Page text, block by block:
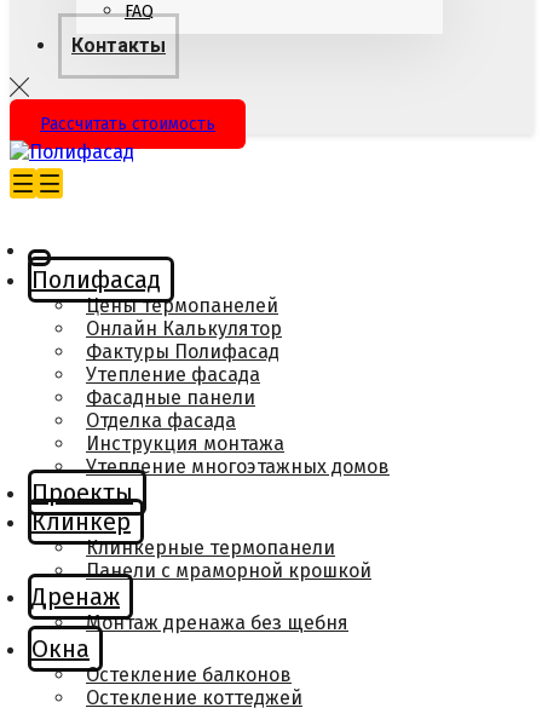
FAQ
Контакты
Рассчитать стоимость
Полифасад
Цены термопанелей
Онлайн Калькулятор
Фактуры Полифасад
Утепление фасада
Фасадные панели
Отделка фасада
Инструкция монтажа
Утепление многоэтажных домов
Проекты
Клинкер
Клинкерные термопанели
Панели с мраморной крошкой
Дренаж
Монтаж дренажа без щебня
Окна
Остекление балконов
Остекление коттеджей